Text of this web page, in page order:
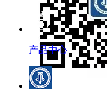
产品中心